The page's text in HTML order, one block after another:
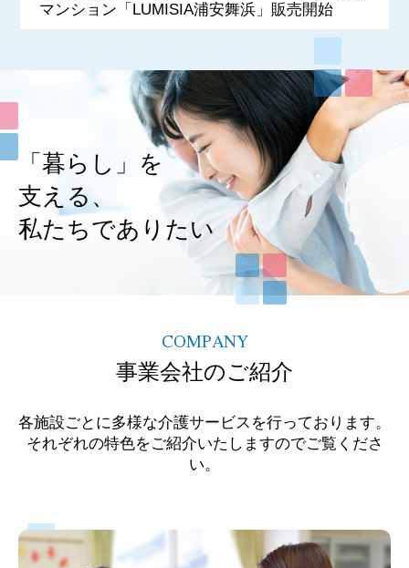
マンション「LUMISIA浦安舞浜」販売開始
「暮らし」を
支える、
私たちでありたい
COMPANY
事業会社のご紹介
各施設ごとに多様な介護サービスを行っております。
それぞれの特色をご紹介いたしますのでご覧くださ
い。